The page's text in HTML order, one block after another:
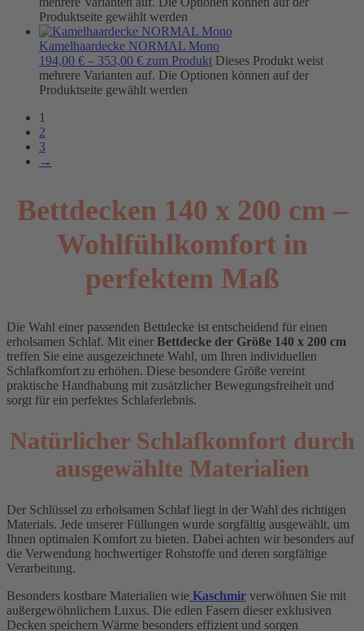
Produktseite gewählt werden
Kamelhaardecke NORMAL Mono
194,00 € – 353,00 € zum Produkt Dieses Produkt weist
mehrere Varianten auf. Die Optionen können auf der
Produktseite gewählt werden
1
2
3
→
Bettdecken 140 x 200 cm –
Wohlfühlkomfort in
perfektem Maß
Die Wahl einer passenden Bettdecke ist entscheidend für einen
erholsamen Schlaf. Mit einer Bettdecke der Größe 140 x 200 cm
treffen Sie eine ausgezeichnete Wahl, um Ihren individuellen
Schlafkomfort zu erhöhen. Diese besondere Größe vereint
praktische Handhabung mit zusätzlicher Bewegungsfreiheit und
sorgt für ein perfektes Schlaferlebnis.
Natürlicher Schlafkomfort durch
ausgewählte Materialien
Der Schlüssel zu erholsamen Schlaf liegt in der Wahl des richtigen
Materials. Jede unserer Füllungen wurde sorgfältig ausgewählt, um
Ihnen optimalen Komfort zu bieten. Dabei achten wir besonders auf
die Verwendung hochwertiger Rohstoffe und deren sorgfältige
Verarbeitung.
Besonders kostbare Materialien wie Kaschmir verwöhnen Sie mit
außergewöhnlichem Luxus. Die edlen Fasern dieser exklusiven
Decken speichern Wärme besonders effizient und sorgen